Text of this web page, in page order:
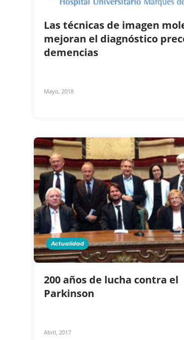
Las técnicas de imagen
mejoran el diagnóstico
demencias
Mayo, 2018
Actualidad
200 años de lucha contra el
Parkinson
Abril, 2017